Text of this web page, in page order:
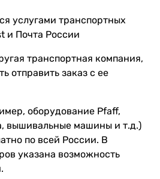
услугами транспортных
и Почта России
транспортная компания,
отправить заказ с ее
оборудование Pfaff,
вышивальные машины и т.д.)
по всей России. В
указана возможность